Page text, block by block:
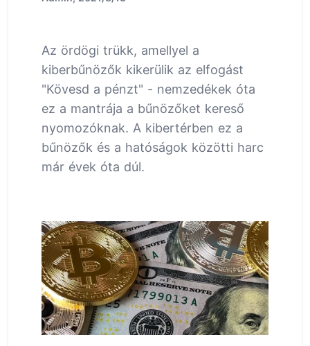
Az ördögi trükk, amellyel a
kiberbűnözők kikerülik az elfogást
"Kövesd a pénzt" - nemzedékek óta
ez a mantrája a bűnözőket kereső
nyomozóknak. A kibertérben ez a
bűnözők és a hatóságok közötti harc
már évek óta dúl.